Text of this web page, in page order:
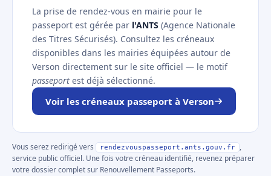
La prise de rendez-vous en mairie pour le
passeport est gérée par l'ANTS (Agence Nationale
des Titres Sécurisés). Consultez les créneaux
disponibles dans les mairies équipées autour de
Verson directement sur le site officiel — le motif
passeport est déjà sélectionné.
Voir les créneaux passeport à Verson
Vous serez redirigé vers rendezvouspasseport.ants.gouv.fr
,
service public officiel. Une fois votre créneau identifié, revenez préparer
votre dossier complet sur Renouvellement Passeports.